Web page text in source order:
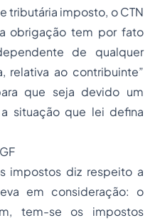
tributária imposto, o CTN
obrigação tem por fato
de qualquer
relativa ao contribuinte”
que seja devido um
situação que lei defina
impostos diz respeito a
em consideração: o
tem-se os impostos